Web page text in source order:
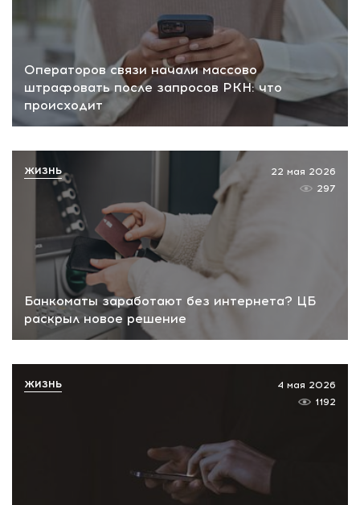
Операторов связи начали массово
штрафовать после запросов РКН: что
происходит
Банкоматы заработают без интернета? ЦБ
раскрыл новое решение
22 мая 2026
297
ЖИЗНЬ
4 мая 2026
1192
ЖИЗНЬ